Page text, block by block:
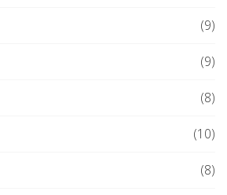
(9)
(9)
(8)
(10)
(8)